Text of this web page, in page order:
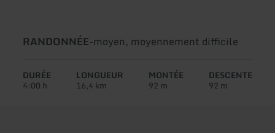
Type
circuit:
RANDONNÉE-Difficulté:
moyen, moyennement difficile
DURÉE
4:00 h
LONGUEUR
16,4 km
MONTÉE
92 m
DESCENTE
92 m